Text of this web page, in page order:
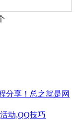
分享！总之就是网
动,QQ技巧